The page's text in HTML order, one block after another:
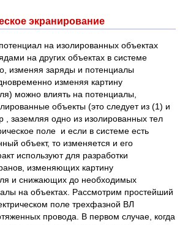
экранирование
на изолированных объектах
на других объектах в системе
изменяя заряды и потенциалы
изменяя картину
можно влиять на потенциалы,
объекты (это следует из (1) и
, заземляя одно из изолированных тел
поле и если в системе есть
объект, то изменяется и его
используют для разработки
изменяющих картину
и снижающих до необходимых
на объектах. Рассмотрим простейший
поле трехфазной ВЛ
провода. В первом случае, когда